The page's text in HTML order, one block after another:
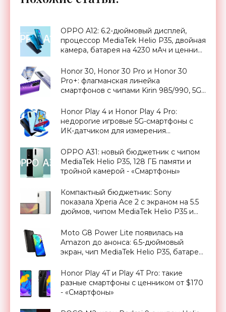
OPPO A12: 6.2-дюймовый дисплей,
процессор MediaTek Helio P35, двойная
камера, батарея на 4230 мАч и ценник
Honor 30, Honor 30 Pro и Honor 30
Pro+: флагманская линейка
смартфонов с чипами Kirin 985/990, 5G,
сервисов Google и ценником от $424 -
«Смартфоны»
Honor Play 4 и Honor Play 4 Pro:
недорогие игровые 5G-смартфоны с
ИК-датчиком для измерения
OPPO A31: новый бюджетник с чипом
MediaTek Helio P35, 128 ГБ памяти и
тройной камерой - «Смартфоны»
Компактный бюджетник: Sony
показала Xperia Ace 2 с экраном на 5.5
дюймов, чипом MediaTek Helio P35 и
Moto G8 Power Lite появилась на
Amazon до анонса: 6.5-дюймовый
экран, чип MediaTek Helio P35, батарея
«Смартфоны»
Honor Play 4T и Play 4T Pro: такие
разные смартфоны с ценником от $170
- «Смартфоны»